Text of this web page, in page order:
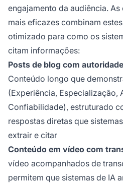
engajamento da audiência.
mais eficazes combinam
otimizado para como os
citam informações:
Posts de blog com
Conteúdo longo que
(Experiência, Especialização,
Confiabilidade), estruturado
respostas diretas que
extrair e citar
Conteúdo em vídeo com
vídeo acompanhados de
permitem que sistemas de IA